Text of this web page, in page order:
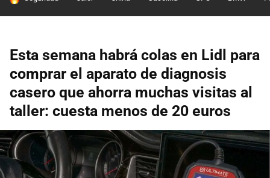
Esta semana habrá colas en Lidl para
comprar el aparato de diagnosis
casero que ahorra muchas visitas al
taller: cuesta menos de 20 euros